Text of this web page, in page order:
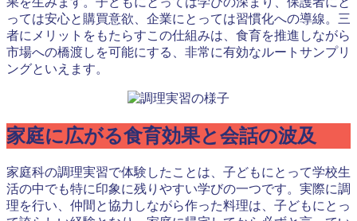
っては安心と購買意欲、企業にとっては習慣化への導線。三
者にメリットをもたらすこの仕組みは、食育を推進しながら
市場への橋渡しを可能にする、非常に有効なルートサンプリ
ングといえます。
家庭に広がる食育効果と会話の波及
家庭科の調理実習で体験したことは、子どもにとって学校生
活の中でも特に印象に残りやすい学びの一つです。実際に調
理を行い、仲間と協力しながら作った料理は、子どもにとっ